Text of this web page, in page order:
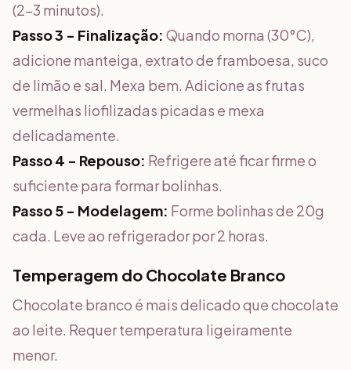
(2-3 minutos).
Passo 3 - Finalização: Quando morna (30°C),
adicione manteiga, extrato de framboesa, suco
de limão e sal. Mexa bem. Adicione as frutas
vermelhas liofilizadas picadas e mexa
delicadamente.
Passo 4 - Repouso: Refrigere até ficar firme o
suficiente para formar bolinhas.
Passo 5 - Modelagem: Forme bolinhas de 20g
cada. Leve ao refrigerador por 2 horas.
Temperagem do Chocolate Branco
Chocolate branco é mais delicado que chocolate
ao leite. Requer temperatura ligeiramente
menor.